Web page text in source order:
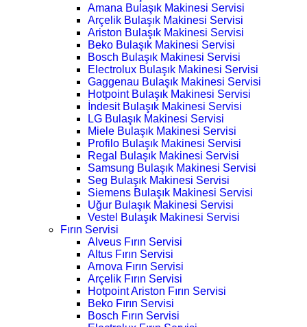
Amana Bulaşık Makinesi Servisi
Arçelik Bulaşık Makinesi Servisi
Ariston Bulaşık Makinesi Servisi
Beko Bulaşık Makinesi Servisi
Bosch Bulaşık Makinesi Servisi
Electrolux Bulaşık Makinesi Servisi
Gaggenau Bulaşık Makinesi Servisi
Hotpoint Bulaşık Makinesi Servisi
İndesit Bulaşık Makinesi Servisi
LG Bulaşık Makinesi Servisi
Miele Bulaşık Makinesi Servisi
Profilo Bulaşık Makinesi Servisi
Regal Bulaşık Makinesi Servisi
Samsung Bulaşık Makinesi Servisi
Seg Bulaşık Makinesi Servisi
Siemens Bulaşık Makinesi Servisi
Uğur Bulaşık Makinesi Servisi
Vestel Bulaşık Makinesi Servisi
Fırın Servisi
Alveus Fırın Servisi
Altus Fırın Servisi
Arnova Fırın Servisi
Arçelik Fırın Servisi
Hotpoint Ariston Fırın Servisi
Beko Fırın Servisi
Bosch Fırın Servisi